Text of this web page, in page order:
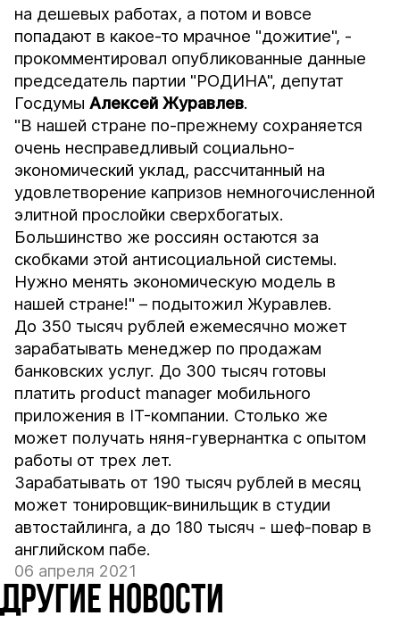
на дешевых работах, а потом и вовсе
попадают в какое-то мрачное "дожитие", -
прокомментировал опубликованные данные
председатель партии "РОДИНА", депутат
ГосдумыАлексей Журавлев.
"В нашей стране по-прежнему сохраняется
очень несправедливый социально-
экономический уклад, рассчитанный на
удовлетворение капризов немногочисленной
элитной прослойки сверхбогатых.
Большинство же россиян остаются за
скобками этой антисоциальной системы.
Нужно менять экономическую модель в
нашей стране!" – подытожил Журавлев.
До 350 тысяч рублей ежемесячно может
зарабатывать менеджер по продажам
банковских услуг. До 300 тысяч готовы
платить product manager мобильного
приложения в IT-компании. Столько же
может получать няня-гувернантка с опытом
работы от трех лет.
Зарабатывать от 190 тысяч рублей в месяц
может тонировщик-винильщик в студии
автостайлинга, а до 180 тысяч - шеф-повар в
английском пабе.
06 апреля 2021
ДРУГИЕ НОВОСТИ